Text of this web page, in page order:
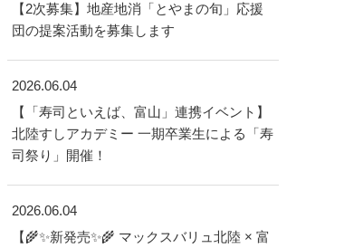
【2次募集】地産地消「とやまの旬」応援
団の提案活動を募集します
2026.06.04
【「寿司といえば、富山」連携イベント】
北陸すしアカデミー 一期卒業生による「寿
司祭り」開催！
2026.06.04
【🌾✨新発売✨🌾 マックスバリュ北陸 × 富